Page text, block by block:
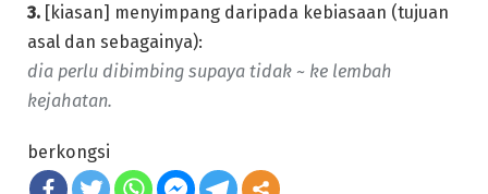
3. [kiasan] menyimpang daripada kebiasaan (tujuan
asal dan sebagainya):
dia perlu dibimbing supaya tidak ~ ke lembah
kejahatan.
berkongsi